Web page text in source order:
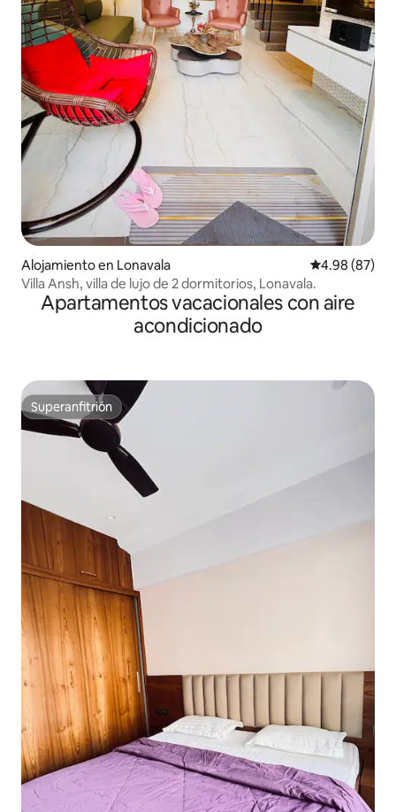
Alojamiento en Lonavala Calificación
4.98 (87)
Villa Ansh, villa de lujo de 2 dormitorios, Lonavala.
Apartamentos vacacionales con aire
acondicionado
Superanfitrión
Superanfitrión